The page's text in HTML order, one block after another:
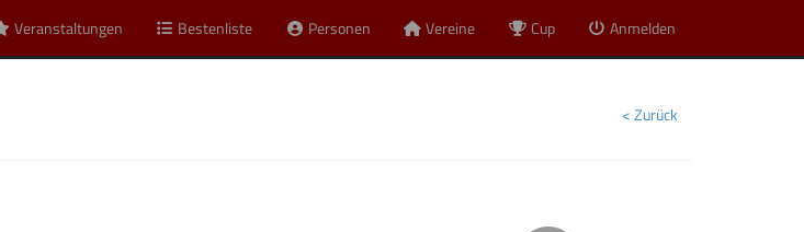
Veranstaltungen Bestenliste Personen Vereine Cup Anmelden
< Zurück